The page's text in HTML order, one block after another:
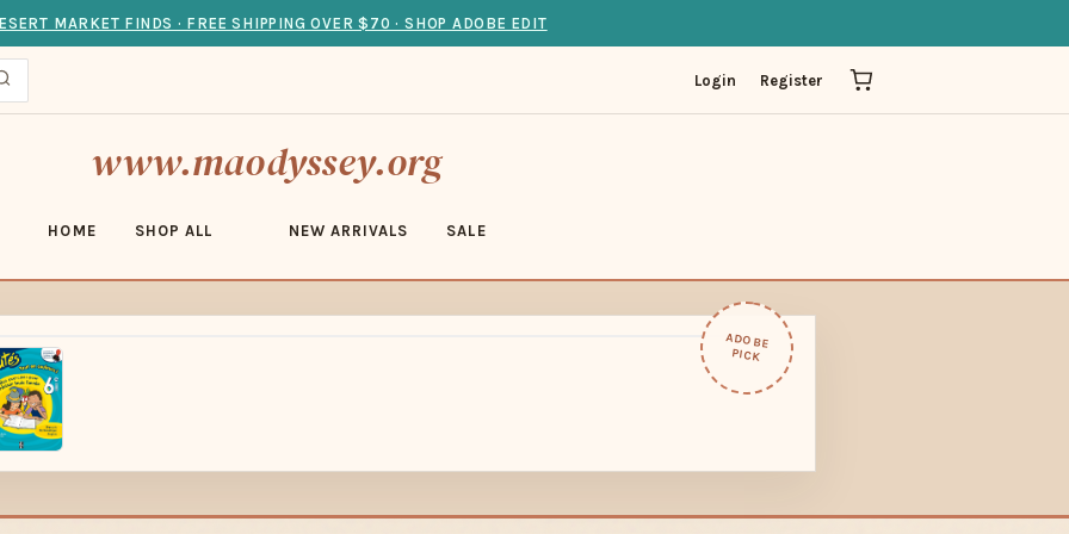
MARKET FINDS · FREE SHIPPING OVER $70 · SHOP ADOBE EDIT
Login Register
www.maodyssey.org
HOME SHOP ALL NEW ARRIVALS SALE
ADOBE
PICK